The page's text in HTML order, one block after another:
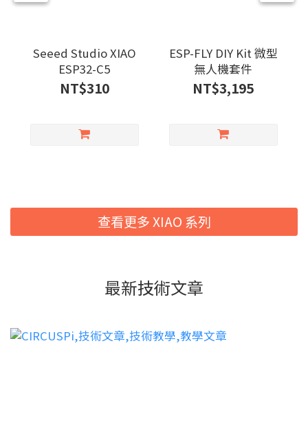
Seeed Studio XIAO
ESP32-C5
NT$310
ESP-FLY DIY Kit 微型
無人機套件
NT$3,195
查看更多 XIAO 系列
最新技術文章